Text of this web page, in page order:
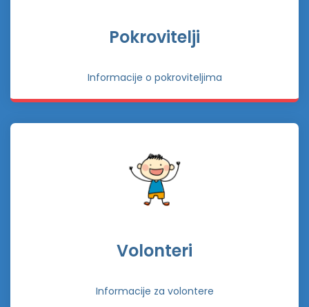
Pokrovitelji
Informacije o pokroviteljima
Volonteri
Informacije za volontere